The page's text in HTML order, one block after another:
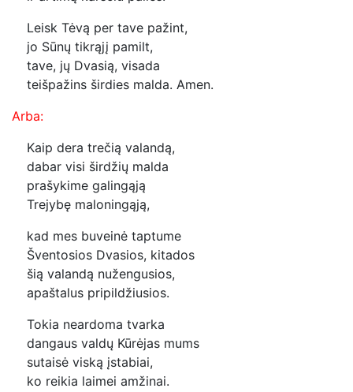
Leisk Tėvą per tave pažint,
jo Sūnų tikrąjį pamilt,
tave, jų Dvasią, visada
teišpažins širdies malda. Amen.
Arba:
Kaip dera trečią valandą,
dabar visi širdžių malda
prašykime galingąją
Trejybę maloningąją,
kad mes buveinė taptume
Šventosios Dvasios, kitados
šią valandą nužengusios,
apaštalus pripildžiusios.
Tokia neardoma tvarka
dangaus valdų Kūrėjas mums
sutaisė viską įstabiai,
ko reikia laimei amžinai.